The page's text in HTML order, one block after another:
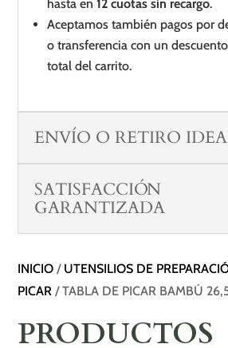
hasta en12 cuotas sin recargo.
Aceptamos también pagos por
o transferencia con un
total del carrito.
ENVÍO O RETIRO
SATISFACCIÓN
GARANTIZADA
INICIO / UTENSILIOS DE
PICAR / TABLA DE PICAR BAMBÚ
PRODUCTOS